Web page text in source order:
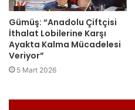
Gümüş: “Anadolu Çiftçisi
İthalat Lobilerine Karşı
Ayakta Kalma Mücadelesi
Veriyor”
5 Mart 2026